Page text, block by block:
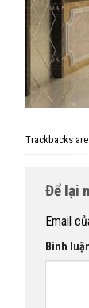
Trackbacks
Để lại
Email
Bình